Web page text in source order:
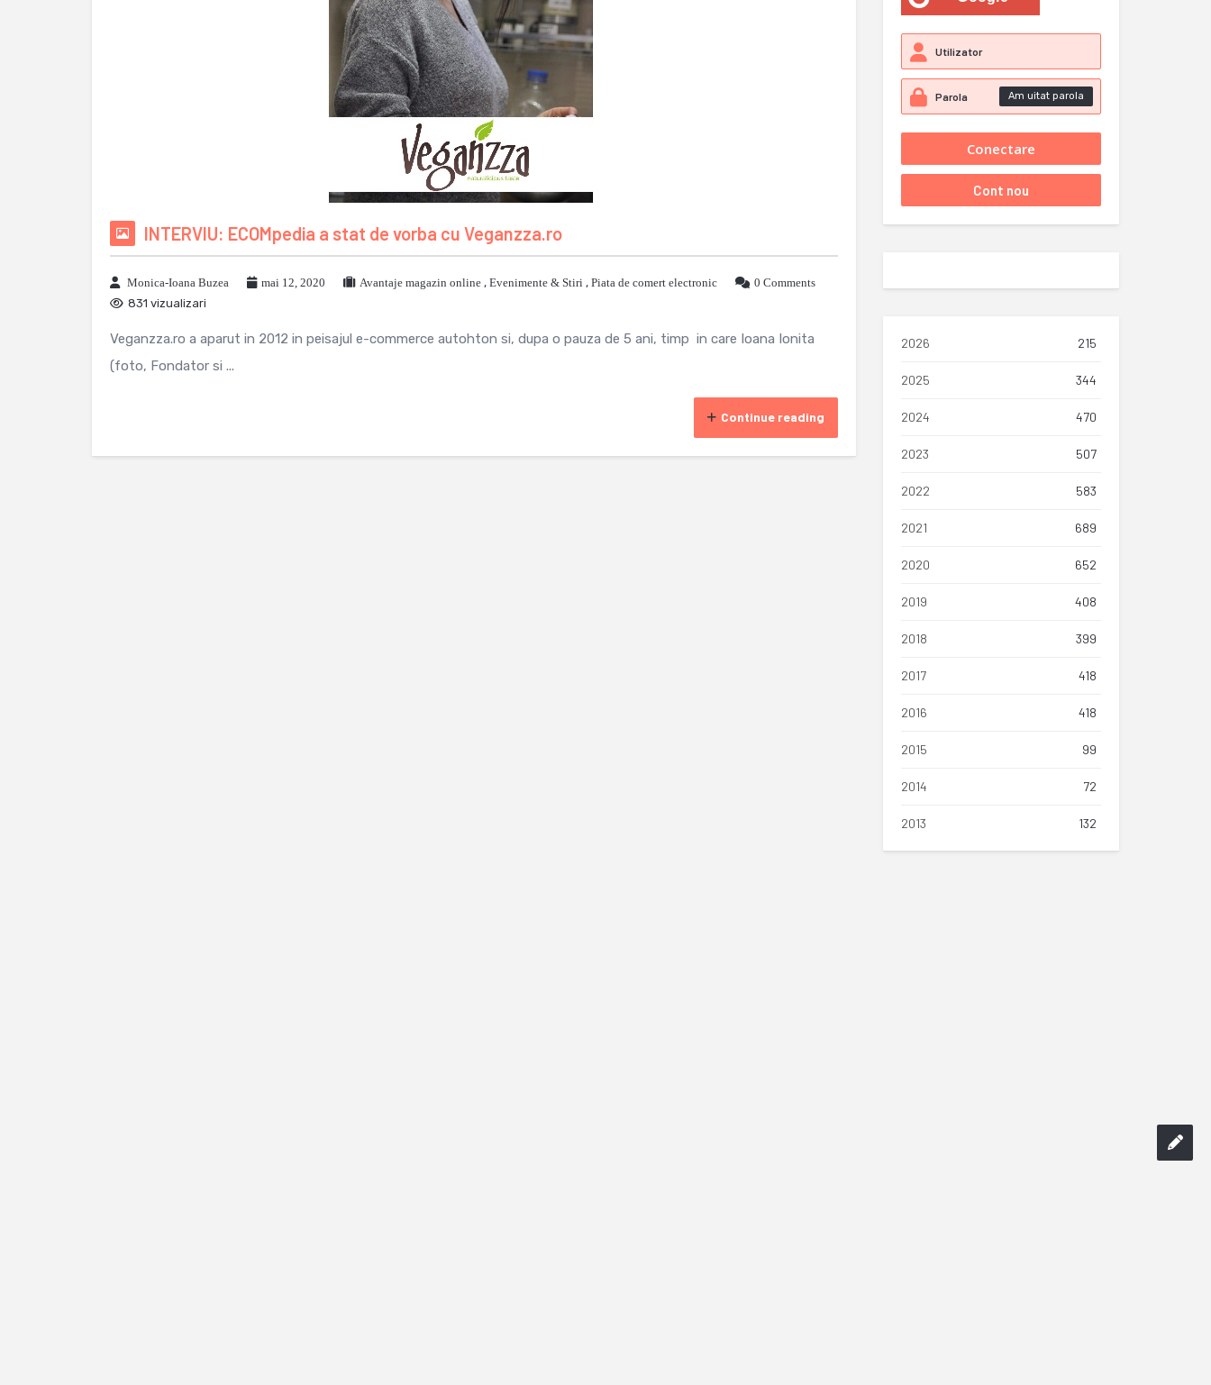
INTERVIU: ECOMpedia a stat de vorba cu Veganzza.ro
Monica-Ioana Buzea mai 12, 2020 Avantaje magazin online , Evenimente & Stiri , Piata de comert electronic
0 Comments
831 vizualizari
Veganzza.ro a aparut in 2012 in peisajul e-commerce autohton si, dupa o pauza de 5 ani, timp in care Ioana Ionita
(foto, Fondator si ...
Continue reading
Am uitat parola
2026 215
2025 344
2024 470
2023 507
2022 583
2021 689
2020 652
2019 408
2018 399
2017 418
2016 418
2015 99
2014 72
2013 132